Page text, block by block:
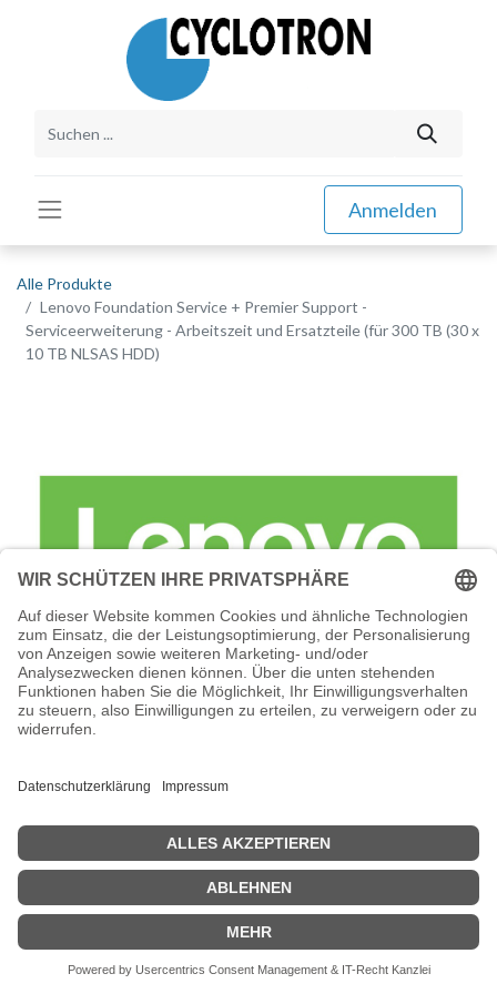
Anmelden
Alle Produkte
Lenovo Foundation Service + Premier Support -
Serviceerweiterung - Arbeitszeit und Ersatzteile (für 300 TB (30 x
10 TB NLSAS HDD)
Lenovo Foundation Service + Premier
Support - Serviceerweiterung -
Arbeitszeit und Ersatzteile (für 300 TB
(30 x 10 TB NLSAS HDD)
Lenovo Foundation Service + Premier Support -